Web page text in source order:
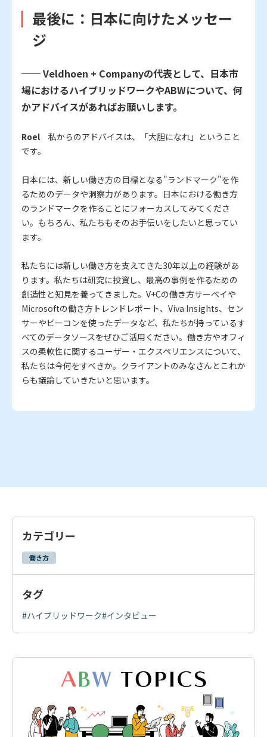
最後に：日本に向けたメッセー
ジ
── Veldhoen + Companyの代表として、日本市
場におけるハイブリッドワークやABWについて、何
かアドバイスがあればお願いします。
Roel 私からのアドバイスは、「大胆になれ」ということ
です。
日本には、新しい働き方の目標となる"ランドマーク"を作
るためのデータや洞察力があります。日本における働き方
のランドマークを作ることにフォーカスしてみてくださ
い。もちろん、私たちもそのお手伝いをしたいと思ってい
ます。
私たちには新しい働き方を支えてきた30年以上の経験があ
ります。私たちは研究に投資し、最高の事例を作るための
創造性と知見を養ってきました。V+Cの働き方サーベイや
Microsoftの働き方トレンドレポート、Viva Insights、セン
サーやビーコンを使ったデータなど、私たちが持っているす
べてのデータソースをぜひご活用ください。働き方やオフィ
スの柔軟性に関するユーザー・エクスペリエンスについて、
私たちは今何をすべきか。クライアントのみなさんとこれか
らも議論していきたいと思います。
カテゴリー
働き方
タグ
#ハイブリッドワーク#インタビュー